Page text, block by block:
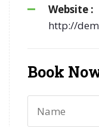
Website :
http://
Book